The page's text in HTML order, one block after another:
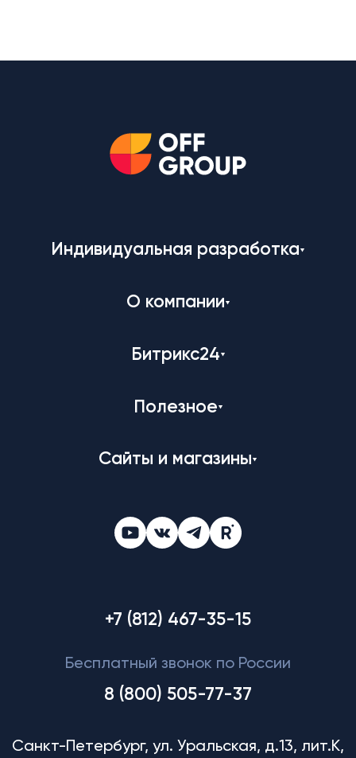
Индивидуальная разработка
О компании
Битрикс24
Полезное
Сайты и магазины
+7 (812) 467-35-15
Бесплатный звонок по России
8 (800) 505-77-37
Санкт-Петербург, ул. Уральская, д.13, лит.К,